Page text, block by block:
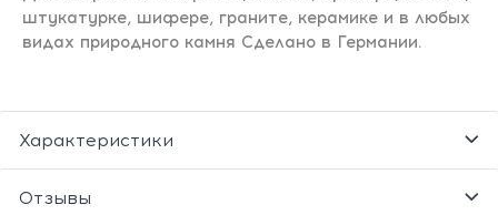
штукатурке, шифере, граните, керамике и в любых
видах природного камня Сделано в Германии.
Характеристики
Отзывы